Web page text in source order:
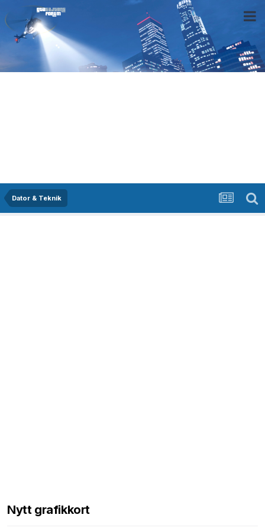
Dator & Teknik
Nytt grafikkort